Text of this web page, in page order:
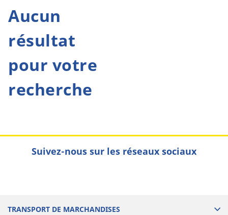
Aucun
résultat
pour votre
recherche
Suivez-nous sur les réseaux sociaux
TRANSPORT DE MARCHANDISES